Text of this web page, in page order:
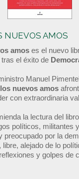
NUEVOS AMOS
amos es el nuevo
el éxito de
Manuel
nuevos amos
con extraordinaria
la lectura del
políticos, militantes
preocupado por la
alejado de lo
y golpes de